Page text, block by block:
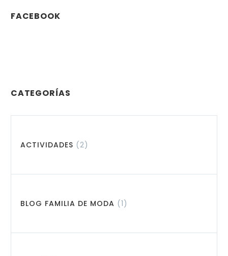
FACEBOOK
CATEGORÍAS
ACTIVIDADES (2)
BLOG FAMILIA DE MODA (1)